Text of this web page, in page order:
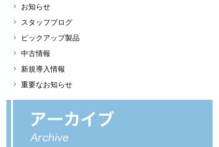
お知らせ
スタッフブログ
ピックアップ製品
中古情報
新規導入情報
重要なお知らせ